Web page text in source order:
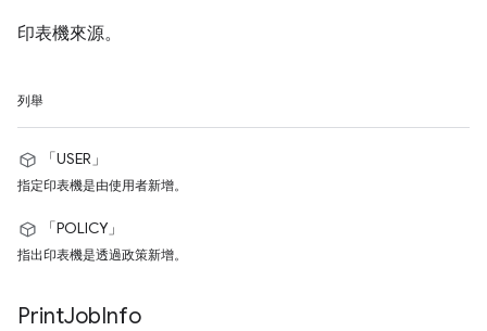
印表機來源。
列舉
「USER」
指定印表機是由使用者新增。
「POLICY」
指出印表機是透過政策新增。
PrintJobInfo